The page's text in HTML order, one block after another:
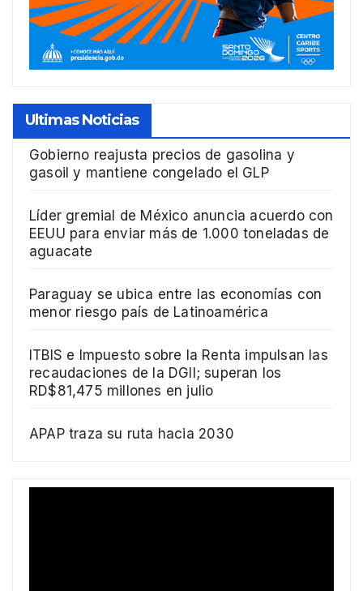
Ultimas Noticias
Gobierno reajusta precios de gasolina y
gasoil y mantiene congelado el GLP
Líder gremial de México anuncia acuerdo con
EEUU para enviar más de 1.000 toneladas de
aguacate
Paraguay se ubica entre las economías con
menor riesgo país de Latinoamérica
ITBIS e Impuesto sobre la Renta impulsan las
recaudaciones de la DGII; superan los
RD$81,475 millones en julio
APAP traza su ruta hacia 2030